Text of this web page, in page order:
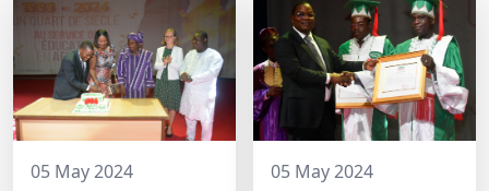
05 May 2024
05 May 2024